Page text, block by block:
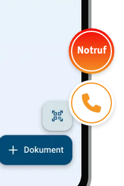
Notruf
Kontakt